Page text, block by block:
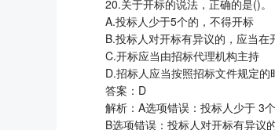
20.关于开标的说法，正确的是()。
A.投标人少于5个的，不得开标
B.投标人对开标有异议的，应当在
C.开标应当由招标代理机构主持
D.招标人应当按照招标文件规定的
答案：D
解析：A选项错误：投标人少于 3
B选项错误：投标人对开标有异议